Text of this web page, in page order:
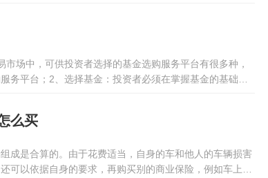
场中，可供投资者选择的基金选购服务平台有很多种，
务平台；2、选择基金：投资者必须在掌握基金的基础上
么买
成是合算的。由于花费适当，自身的车和他人的车辆损害
可以依据自身的要求，再购买别的商业保险，例如车上人